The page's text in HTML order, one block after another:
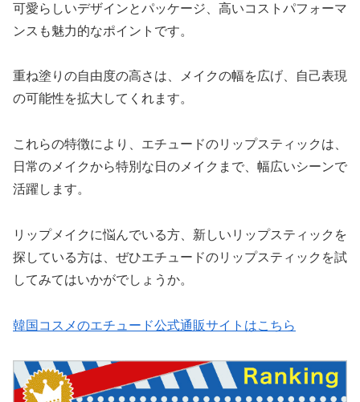
可愛らしいデザインとパッケージ、高いコストパフォーマ
ンスも魅力的なポイントです。
重ね塗りの自由度の高さは、メイクの幅を広げ、自己表現
の可能性を拡大してくれます。
これらの特徴により、エチュードのリップスティックは、
日常のメイクから特別な日のメイクまで、幅広いシーンで
活躍します。
リップメイクに悩んでいる方、新しいリップスティックを
探している方は、ぜひエチュードのリップスティックを試
してみてはいかがでしょうか。
韓国コスメのエチュード公式通販サイトはこちら